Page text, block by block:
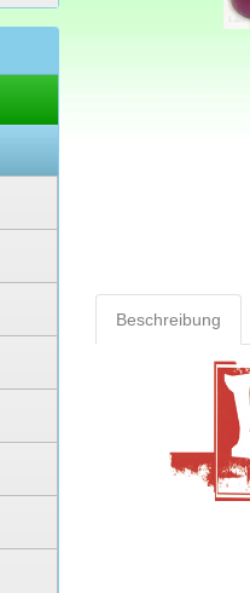
Beschreibung